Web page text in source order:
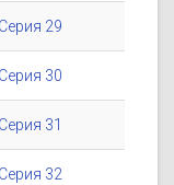
29
30
31
32